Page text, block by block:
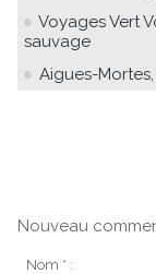
Voyages Vert
sauvage
Aigues-
Nouveau
Nom * :